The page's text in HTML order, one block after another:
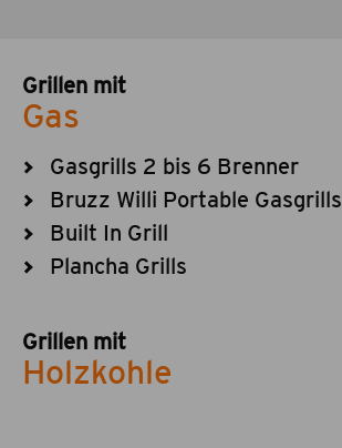
Grillen mit
Gas
Gasgrills 2 bis 6 Brenner
Bruzz Willi Portable Gasgrills
Built In Grill
Plancha Grills
Grillen mit
Holzkohle